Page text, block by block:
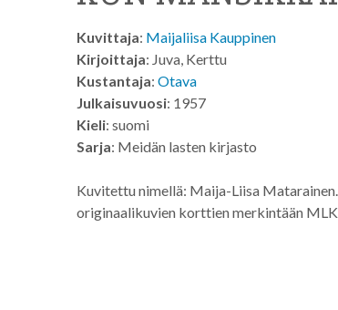
Kuvittaja: Maijaliisa Kauppinen
Kirjoittaja: Juva, Kerttu
Kustantaja: Otava
Julkaisuvuosi: 1957
Kieli: suomi
Sarja: Meidän lasten kirjasto
Kuvitettu nimellä: Maija-Liisa
originaalikuvien korttien merkintään